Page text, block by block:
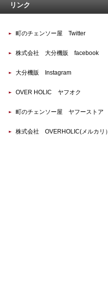
リンク
町のチェンソー屋 Twitter
株式会社 大分機販 facebook
大分機販 Instagram
OVER HOLIC ヤフオク
町のチェンソー屋 ヤフーストア
株式会社 OVERHOLIC(メルカリ）